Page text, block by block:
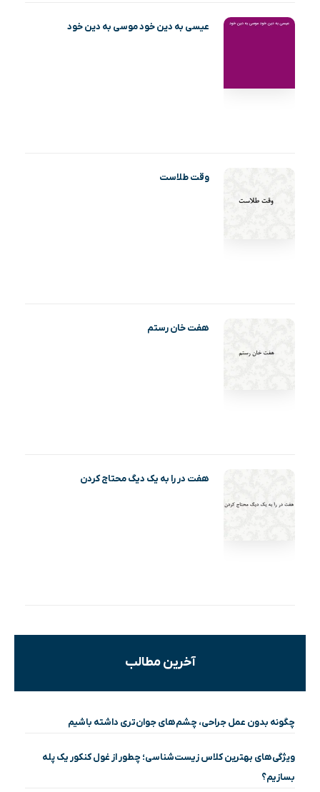
عیسی به دین خود موسی به دین خود
وقت طلاست
هفت خان رستم
هفت در را به یک دیگ محتاج کردن
آخرین مطالب
چگونه بدون عمل جراحی، چشم‌های جوان‌تری داشته باشیم
ویژگی‌های بهترین کلاس زیست‌شناسی؛ چطور از غول کنکور یک پله
بسازیم؟